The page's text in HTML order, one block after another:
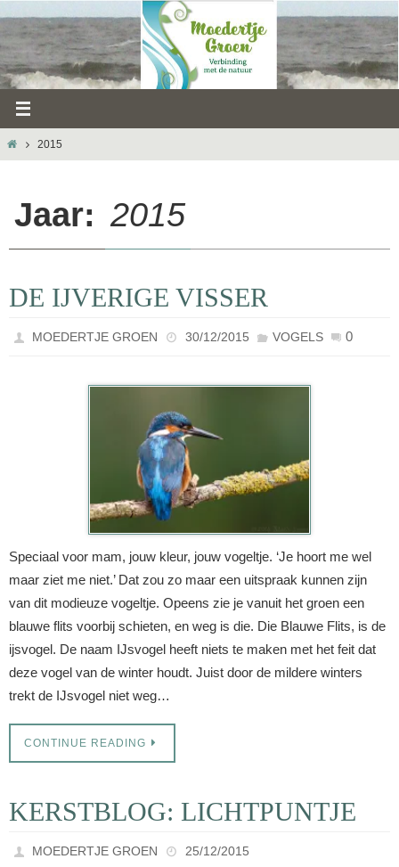
naar
inhoud
HOME2015
Jaar: 2015
DE IJVERIGE VISSER
MOEDERTJE GROEN 30/12/2015 VOGELS 0
Speciaal voor mam, jouw kleur, jouw vogeltje. ‘Je hoort me wel
maar ziet me niet.’ Dat zou zo maar een uitspraak kunnen zijn
van dit modieuze vogeltje. Opeens zie je vanuit het groen een
blauwe flits voorbij schieten, en weg is die. Die Blauwe Flits, is de
ijsvogel. De naam IJsvogel heeft niets te maken met het feit dat
deze vogel van de winter houdt. Juist door de mildere winters
trekt de IJsvogel niet weg…
CONTINUE READING
KERSTBLOG: LICHTPUNTJE
MOEDERTJE GROEN
25/12/2015